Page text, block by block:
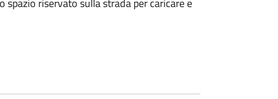
spazio riservato sulla strada per caricare e